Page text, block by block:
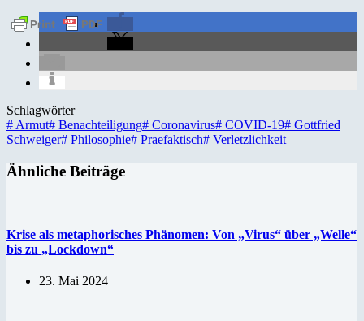
Schlagwörter
# Armut# Benachteiligung# Coronavirus# COVID-19# Gottfried
Schweiger# Philosophie# Praefaktisch# Verletzlichkeit
Ähnliche Beiträge
Krise als metaphorisches Phänomen: Von „Virus“ über „Welle“
bis zu „Lockdown“
23. Mai 2024